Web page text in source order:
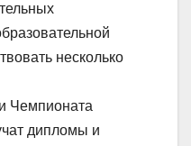
несколько
Чемпионата
дипломы и